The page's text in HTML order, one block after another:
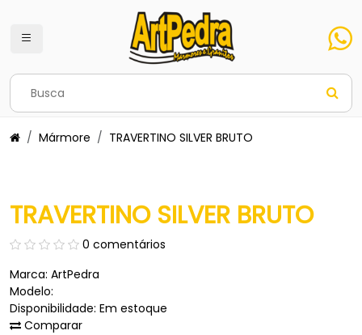
Mármore TRAVERTINO SILVER BRUTO
TRAVERTINO SILVER BRUTO
0 comentários
Marca: ArtPedra
Modelo:
Disponibilidade: Em estoque
Comparar